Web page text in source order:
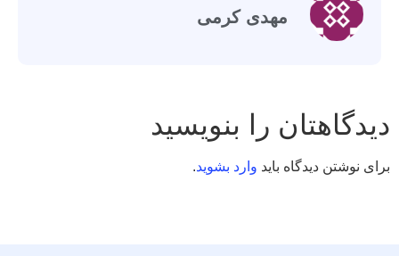
مهدی کرمی
دیدگاهتان را بنویسید
برای نوشتن دیدگاه باید وارد بشوید.